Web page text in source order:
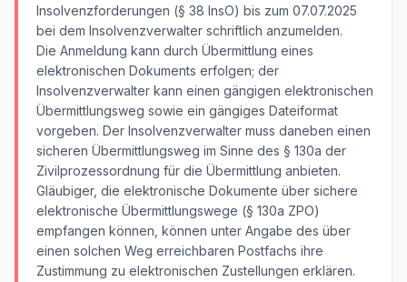
Insolvenzforderungen (§ 38 InsO) bis zum 07.07.2025
bei dem Insolvenzverwalter schriftlich anzumelden.
Die Anmeldung kann durch Übermittlung eines
elektronischen Dokuments erfolgen; der
Insolvenzverwalter kann einen gängigen elektronischen
Übermittlungsweg sowie ein gängiges Dateiformat
vorgeben. Der Insolvenzverwalter muss daneben einen
sicheren Übermittlungsweg im Sinne des § 130a der
Zivilprozessordnung für die Übermittlung anbieten.
Gläubiger, die elektronische Dokumente über sichere
elektronische Übermittlungswege (§ 130a ZPO)
empfangen können, können unter Angabe des über
einen solchen Weg erreichbaren Postfachs ihre
Zustimmung zu elektronischen Zustellungen erklären.